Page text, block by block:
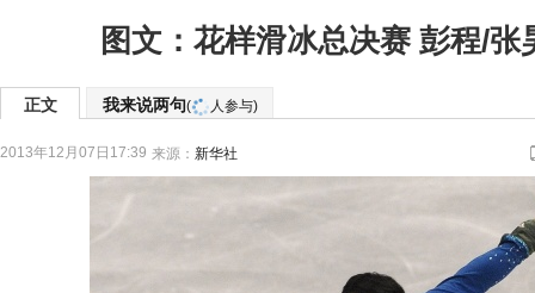
图文：花样滑冰总决赛 彭程/张
正文 我来说两句( 人参与)
2013年12月07日17:39 来源： 新华社